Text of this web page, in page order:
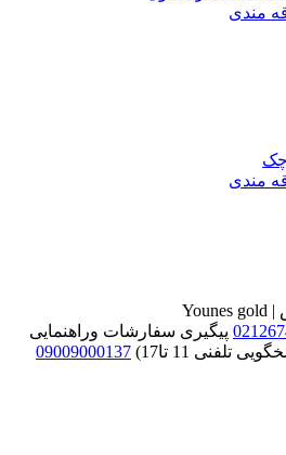
مندی
مندی
پیگیری سفارشات وراهنمایی
تلفنی 11 تا17)
09009000137